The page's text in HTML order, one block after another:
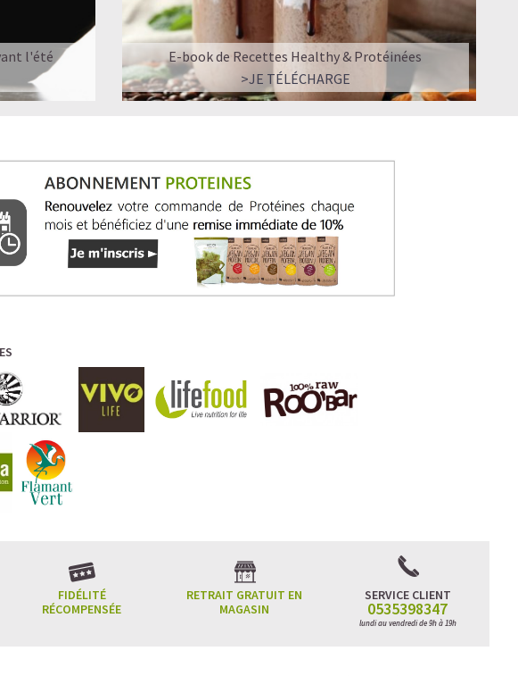
l'été
E-book de Recettes Healthy & Protéinées
>JE TÉLÉCHARGE
FIDÉLITÉ
RÉCOMPENSÉE
RETRAIT GRATUIT EN
MAGASIN
SERVICE CLIENT
0535398347
lundi au vendredi de 9h à 19h